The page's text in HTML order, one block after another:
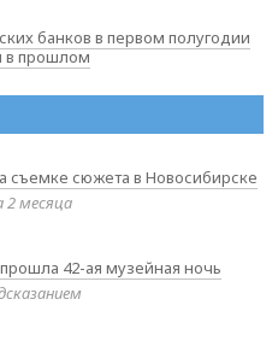
банков в первом полугодии
в прошлом
съемке сюжета в Новосибирске
2 месяца
42-ая музейная ночь